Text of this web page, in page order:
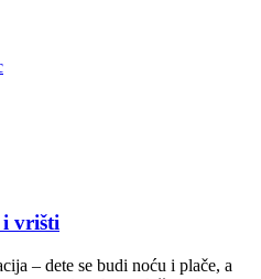
i vrišti
– dete se budi noću i plače, a